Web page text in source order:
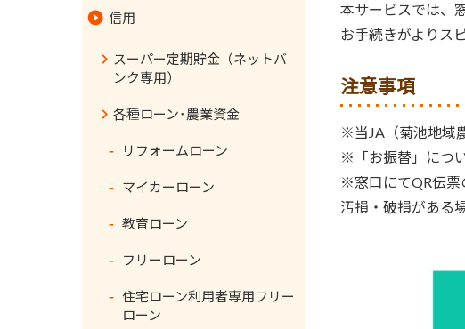
本サービスでは、
お手続きがよりス
注意事項
※当JA（菊池地域
※「お振替」につ
※窓口にてQR伝票
汚損・破損がある
Ａコープ
JA-SS･LPガス
移動購買車
お買い物代行サービス
農機車輌
JAきくち車検
家電製品
テレビ
エアコン
信用
スーパー定期貯金（ネットバ
ンク専用）
各種ローン･農業資金
リフォームローン
マイカーローン
教育ローン
フリーローン
住宅ローン利用者専用フリー
ローン